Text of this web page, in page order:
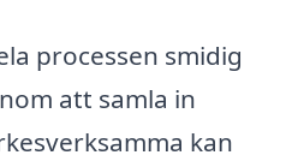
processen smidig
att samla in
kan